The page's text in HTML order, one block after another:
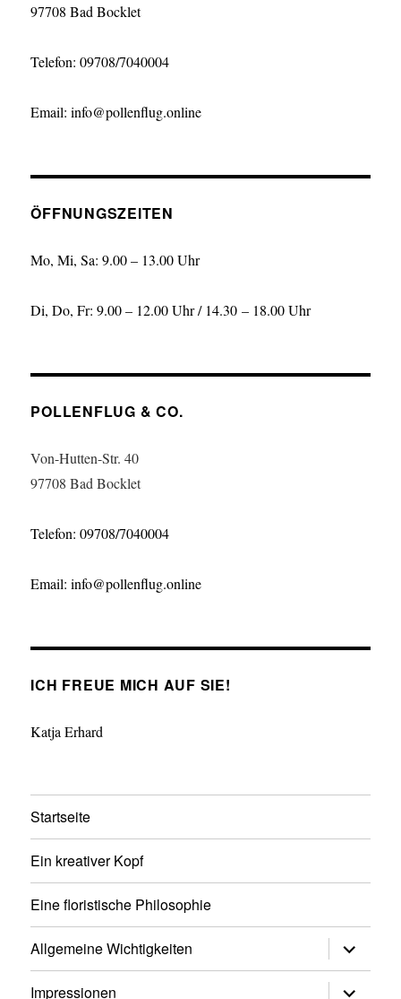
97708 Bad Bocklet
Telefon: 09708/7040004
Email: info@pollenflug.online
ÖFFNUNGSZEITEN
Mo, Mi, Sa: 9.00 – 13.00 Uhr
Di, Do, Fr: 9.00 – 12.00 Uhr / 14.30 – 18.00 Uhr
POLLENFLUG & CO.
Von-Hutten-Str. 40
97708 Bad Bocklet
Telefon: 09708/7040004
Email: info@pollenflug.online
ICH FREUE MICH AUF SIE!
Katja Erhard
Startseite
Ein kreativer Kopf
Eine floristische Philosophie
Allgemeine Wichtigkeiten
anzeigen
Impressionen